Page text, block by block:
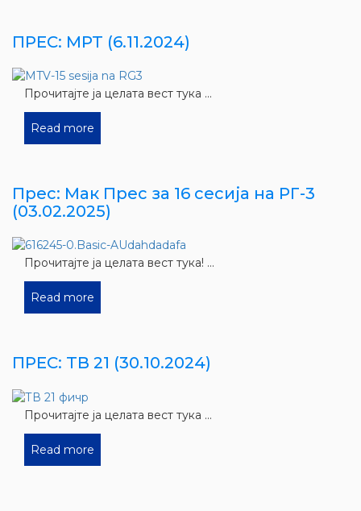
ПРЕС: МРТ (6.11.2024)
Прочитајте ја целата вест тука ...
Read more
Прес: Мак Прес за 16 сесија на РГ-3
(03.02.2025)
Прочитајте ја целата вест тука! ...
Read more
ПРЕС: ТВ 21 (30.10.2024)
Прочитајте ја целата вест тука ...
Read more